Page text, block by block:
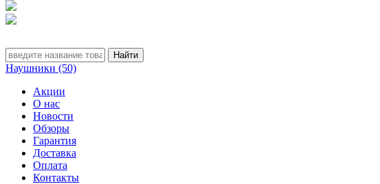
Наушники (50)
Акции
О нас
Новости
Обзоры
Гарантия
Доставка
Оплата
Контакты